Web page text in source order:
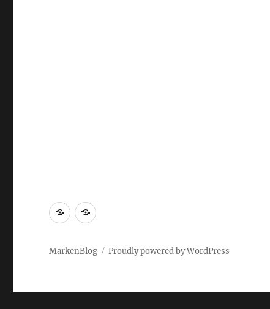
Markenrecherche
Gastbeiträge
MarkenBlog Proudly powered by WordPress